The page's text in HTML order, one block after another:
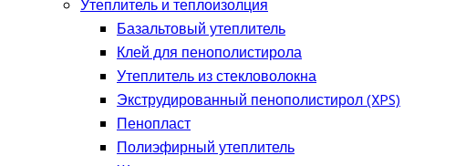
Утеплитель и теплоизолция
Базальтовый утеплитель
Клей для пенополистирола
Утеплитель из стекловолокна
Экструдированный пенополистирол (XPS)
Пенопласт
Полиэфирный утеплитель